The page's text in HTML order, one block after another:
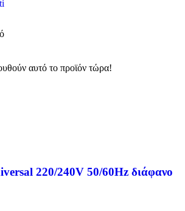
αυτό το προϊόν τώρα!
220/240V 50/60Hz διάφανο